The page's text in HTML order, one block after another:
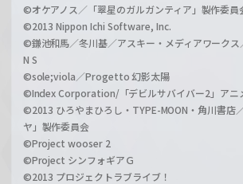
©オケアノス／「翠星のガルガンティア」製作委員
©2013 Nippon Ichi Software, Inc.
©鎌池和馬／冬川基／アスキー・メディアワークス
N S
©sole;viola／Progetto 幻影太陽
©Index Corporation/「デビルサバイバー2」アニ
©2013 ひろやまひろし・TYPE-MOON・角川書店
ヤ」製作委員会
©Project wooser 2
©Project シンフォギアＧ
©2013 プロジェクトラブライブ！